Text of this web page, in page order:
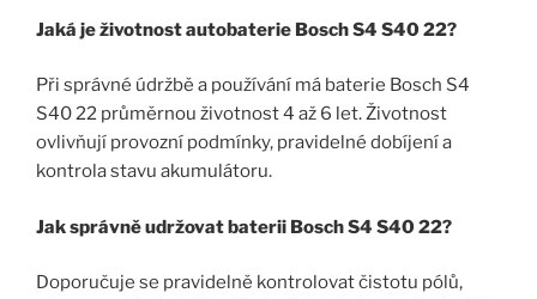
Jaká je životnost autobaterie Bosch S4 S40 22?
Při správné údržbě a používání má baterie Bosch S4
S40 22 průměrnou životnost 4 až 6 let. Životnost
ovlivňují provozní podmínky, pravidelné dobíjení a
kontrola stavu akumulátoru.
Jak správně udržovat baterii Bosch S4 S40 22?
Doporučuje se pravidelně kontrolovat čistotu pólů,